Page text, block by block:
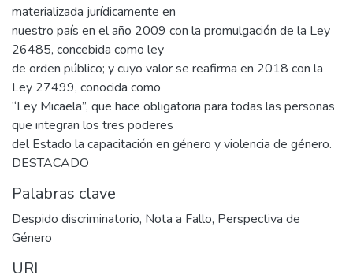
materializada jurídicamente en
nuestro país en el año 2009 con la promulgación de la Ley
26485, concebida como ley
de orden público; y cuyo valor se reafirma en 2018 con la
Ley 27499, conocida como
“Ley Micaela”, que hace obligatoria para todas las personas
que integran los tres poderes
del Estado la capacitación en género y violencia de género.
DESTACADO
Palabras clave
Despido discriminatorio, Nota a Fallo, Perspectiva de
Género
URI